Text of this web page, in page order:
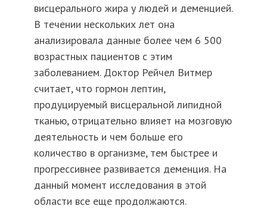
висцерального жира у людей и деменцией.
В течении нескольких лет она
анализировала данные более чем 6 500
возрастных пациентов с этим
заболеванием. Доктор Рейчел Витмер
считает, что гормон лептин,
продуцируемый висцеральной липидной
тканью, отрицательно влияет на мозговую
деятельность и чем больше его
количество в организме, тем быстрее и
прогрессивнее развивается деменция. На
данный момент исследования в этой
области все еще продолжаются.